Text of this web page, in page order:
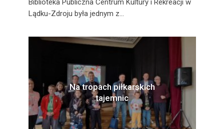
Biblioteka Publiczna Centrum Kultury i Rekreacji w
Lądku-Zdroju była jednym z...
Na tropach piłkarskich
tajemnic